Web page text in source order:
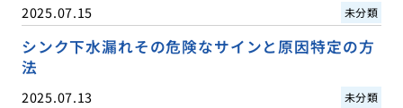
2025.07.15 未分類
シンク下水漏れその危険なサインと原因特定の方
法
2025.07.13 未分類